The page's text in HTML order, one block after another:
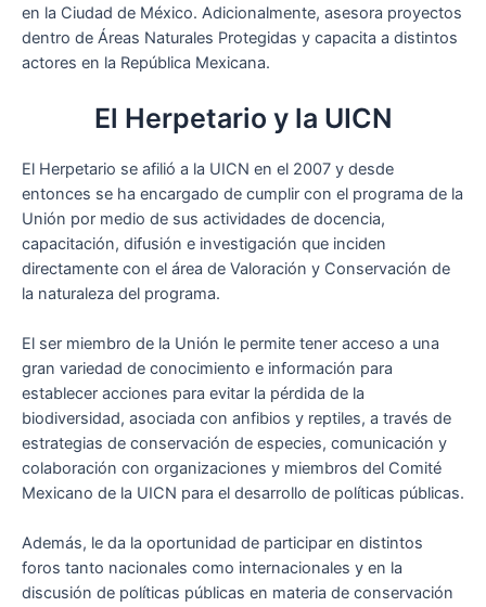
en la Ciudad de México. Adicionalmente, asesora proyectos
dentro de Áreas Naturales Protegidas y capacita a distintos
actores en la República Mexicana.
El Herpetario y la UICN
El Herpetario se afilió a la UICN en el 2007 y desde
entonces se ha encargado de cumplir con el programa de la
Unión por medio de sus actividades de docencia,
capacitación, difusión e investigación que inciden
directamente con el área de Valoración y Conservación de
la naturaleza del programa.
El ser miembro de la Unión le permite tener acceso a una
gran variedad de conocimiento e información para
establecer acciones para evitar la pérdida de la
biodiversidad, asociada con anfibios y reptiles, a través de
estrategias de conservación de especies, comunicación y
colaboración con organizaciones y miembros del Comité
Mexicano de la UICN para el desarrollo de políticas públicas.
Además, le da la oportunidad de participar en distintos
foros tanto nacionales como internacionales y en la
discusión de políticas públicas en materia de conservación